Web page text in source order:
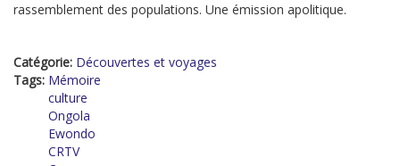
rassemblement des populations. Une émission apolitique.
Catégorie: Découvertes et voyages
Tags: Mémoire
culture
Ongola
Ewondo
CRTV